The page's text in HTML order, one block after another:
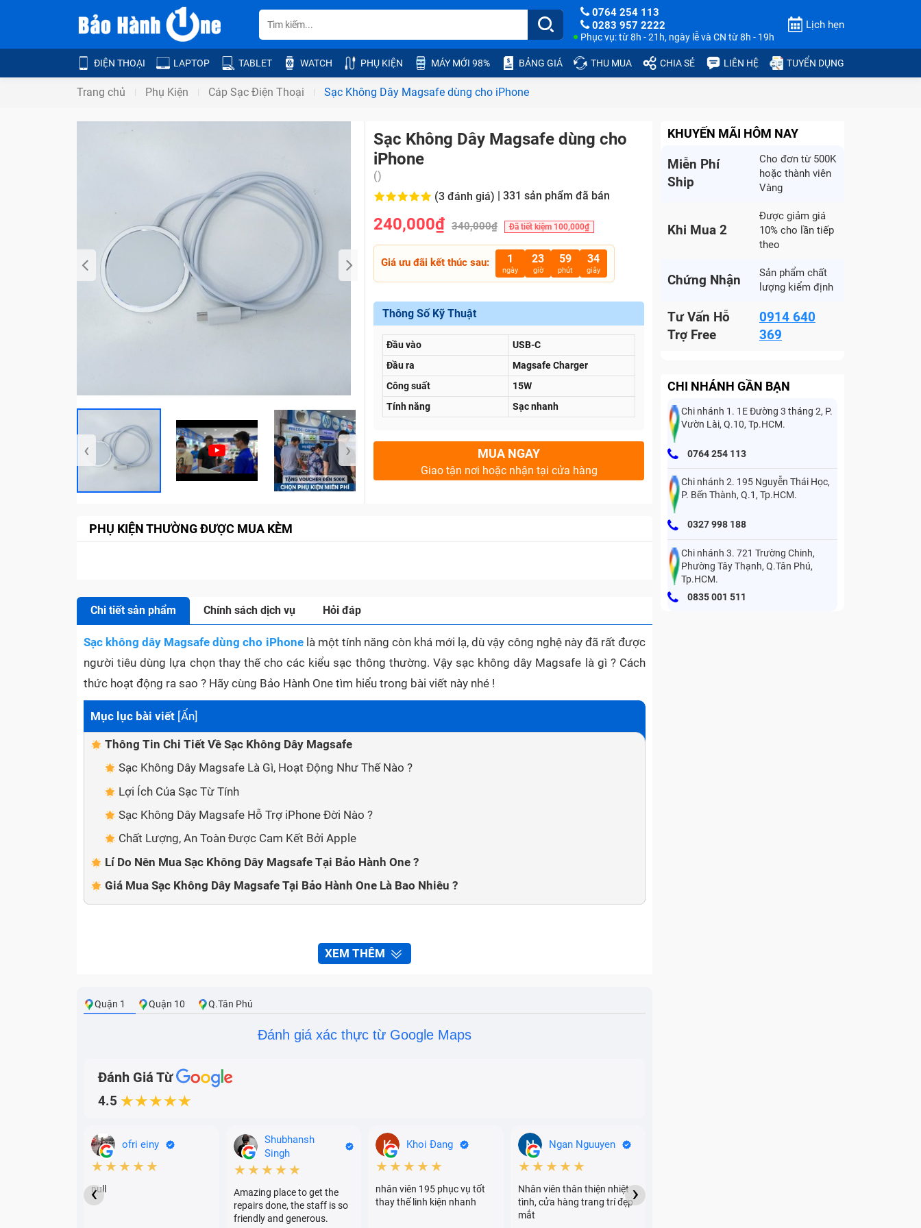
0764 254 113
0283 957 2222
Phục vụ: từ 8h - 21h, ngày lễ và CN từ 8h - 19h
Lịch hẹn
ĐIỆN THOẠI LAPTOP TABLET WATCH PHỤ KIỆN MÁY MỚI 98% BẢNG GIÁ THU MUA CHIA SẺ LIÊN HỆ TUYỂN DỤNG
Trang chủ Phụ Kiện Cáp Sạc Điện Thoại Sạc Không Dây Magsafe dùng cho iPhone
Bảo Hành One
‹ ›
Sạc Không Dây Magsafe dùng cho
iPhone
()
(3 đánh giá) | 331 sản phẩm đã bán
240,000₫ 340,000₫ Đã tiết kiệm 100,000₫
Giá ưu đãi kết thúc sau: 1
ngày
23
giờ
59
phút
34
giây
Thông Số Kỹ Thuật
Đầu vào
USB-C
Đầu ra
Magsafe Charger
Công suất
15W
Tính năng
Sạc nhanh
MUA NGAY
Giao tận nơi hoặc nhận tại cửa hàng
PHỤ KIỆN THƯỜNG ĐƯỢC MUA KÈM
Chi tiết sản phẩm Chính sách dịch vụ Hỏi đáp
Sạc không dây Magsafe dùng cho iPhonelà một tính năng còn khá mới lạ, dù vậy công nghệ này đã rất được
người tiêu dùng lựa chọn thay thế cho các kiểu sạc thông thường. Vậy sạc không dây Magsafe là gì ? Cách
thức hoạt động ra sao ? Hãy cùng Bảo Hành One tìm hiểu trong bài viết này nhé !
Mục lục bài viết [Ẩn]
Thông Tin Chi Tiết Về Sạc Không Dây Magsafe
Sạc Không Dây Magsafe Là Gì, Hoạt Động Như Thế Nào ?
Lợi Ích Của Sạc Từ Tính
Sạc Không Dây Magsafe Hỗ Trợ iPhone Đời Nào ?
Chất Lượng, An Toàn Được Cam Kết Bởi Apple
Lí Do Nên Mua Sạc Không Dây Magsafe Tại Bảo Hành One ?
Giá Mua Sạc Không Dây Magsafe Tại Bảo Hành One Là Bao Nhiêu ?
XEM THÊM
Quận 1 Quận 10 Q.Tân Phú
Đánh giá xác thực từ Google Maps
Đánh Giá Từ
4.5 ★★★★★
ofri einy
★★★★★
null
Shubhansh
Singh
★★★★★
Amazing place to get the
repairs done, the staff is so
friendly and generous.
Khoi Đang
★★★★★
nhân viên 195 phục vụ tốt
thay thế linh kiện nhanh
Ngan Nguuyen
★★★★★
Nhân viên thân thiện nhiệt
tình, cửa hàng trang trí đẹp
mắt
‹ ›
KHUYẾN MÃI HÔM NAY
Miễn Phí
Ship
Cho đơn từ 500K
hoặc thành viên
Vàng
Khi Mua 2
Được giảm giá
10% cho lần tiếp
theo
Chứng Nhận
Sản phẩm chất
lượng kiểm định
Tư Vấn Hỗ
Trợ Free
0914 640
369
CHI NHÁNH GẦN BẠN
Chi nhánh 1. 1E Đường 3 tháng 2, P.
Vườn Lài, Q.10, Tp.HCM.
0764 254 113
Chi nhánh 2. 195 Nguyễn Thái Học,
P. Bến Thành, Q.1, Tp.HCM.
0327 998 188
Chi nhánh 3. 721 Trường Chinh,
Phường Tây Thạnh, Q.Tân Phú,
Tp.HCM.
0835 001 511